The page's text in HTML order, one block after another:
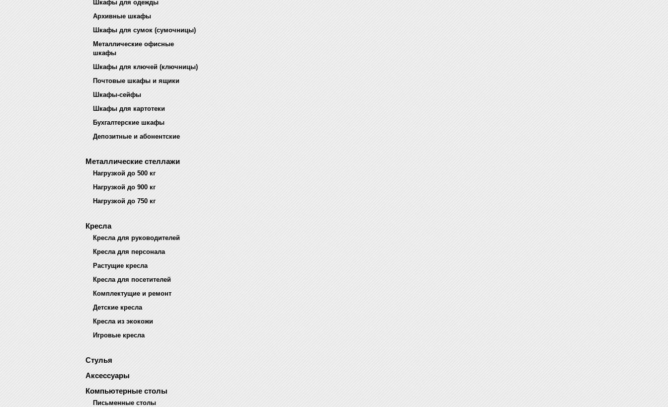
Шкафы для одежды
Архивные шкафы
Шкафы для сумок (сумочницы)
Металлические офисные
шкафы
Шкафы для ключей (ключницы)
Почтовые шкафы и ящики
Шкафы-сейфы
Шкафы для картотеки
Бухгалтерские шкафы
Депозитные и абонентские
Металлические стеллажи
Нагрузкой до 500 кг
Нагрузкой до 900 кг
Нагрузкой до 750 кг
Кресла
Кресла для руководителей
Кресла для персонала
Растущие кресла
Кресла для посетителей
Комплектущие и ремонт
Детские кресла
Кресла из экокожи
Игровые кресла
Стулья
Аксессуары
Компьютерные столы
Письменные столы